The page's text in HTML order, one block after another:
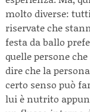
molto diverse:
riservate che
festa da ballo
quelle persone
dire che la
certo senso può
lui è nutrito